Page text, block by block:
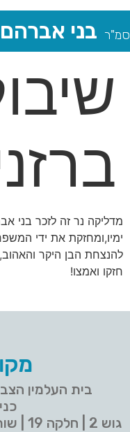
סמ"ר בני אברהם
מדליקה נר זה לזכר בני
ימיו,ומחזקת את ידי
להנצחת הבן היקר
חזקו ואמצו!
בית העלמין
גוש 2 | חלקה 19 | שורה 5 (ראשונה ממזרח) | קבר 9